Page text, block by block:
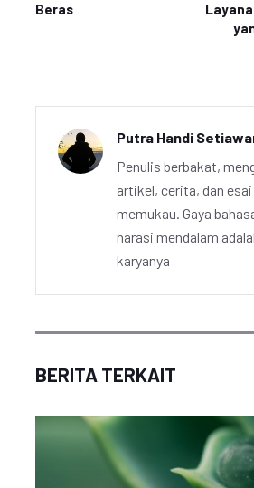
Beras
Putra Handi
Penulis berbakat,
artikel, cerita, dan esai
memukau. Gaya
narasi mendalam
karyanya
BERITA TERKAIT